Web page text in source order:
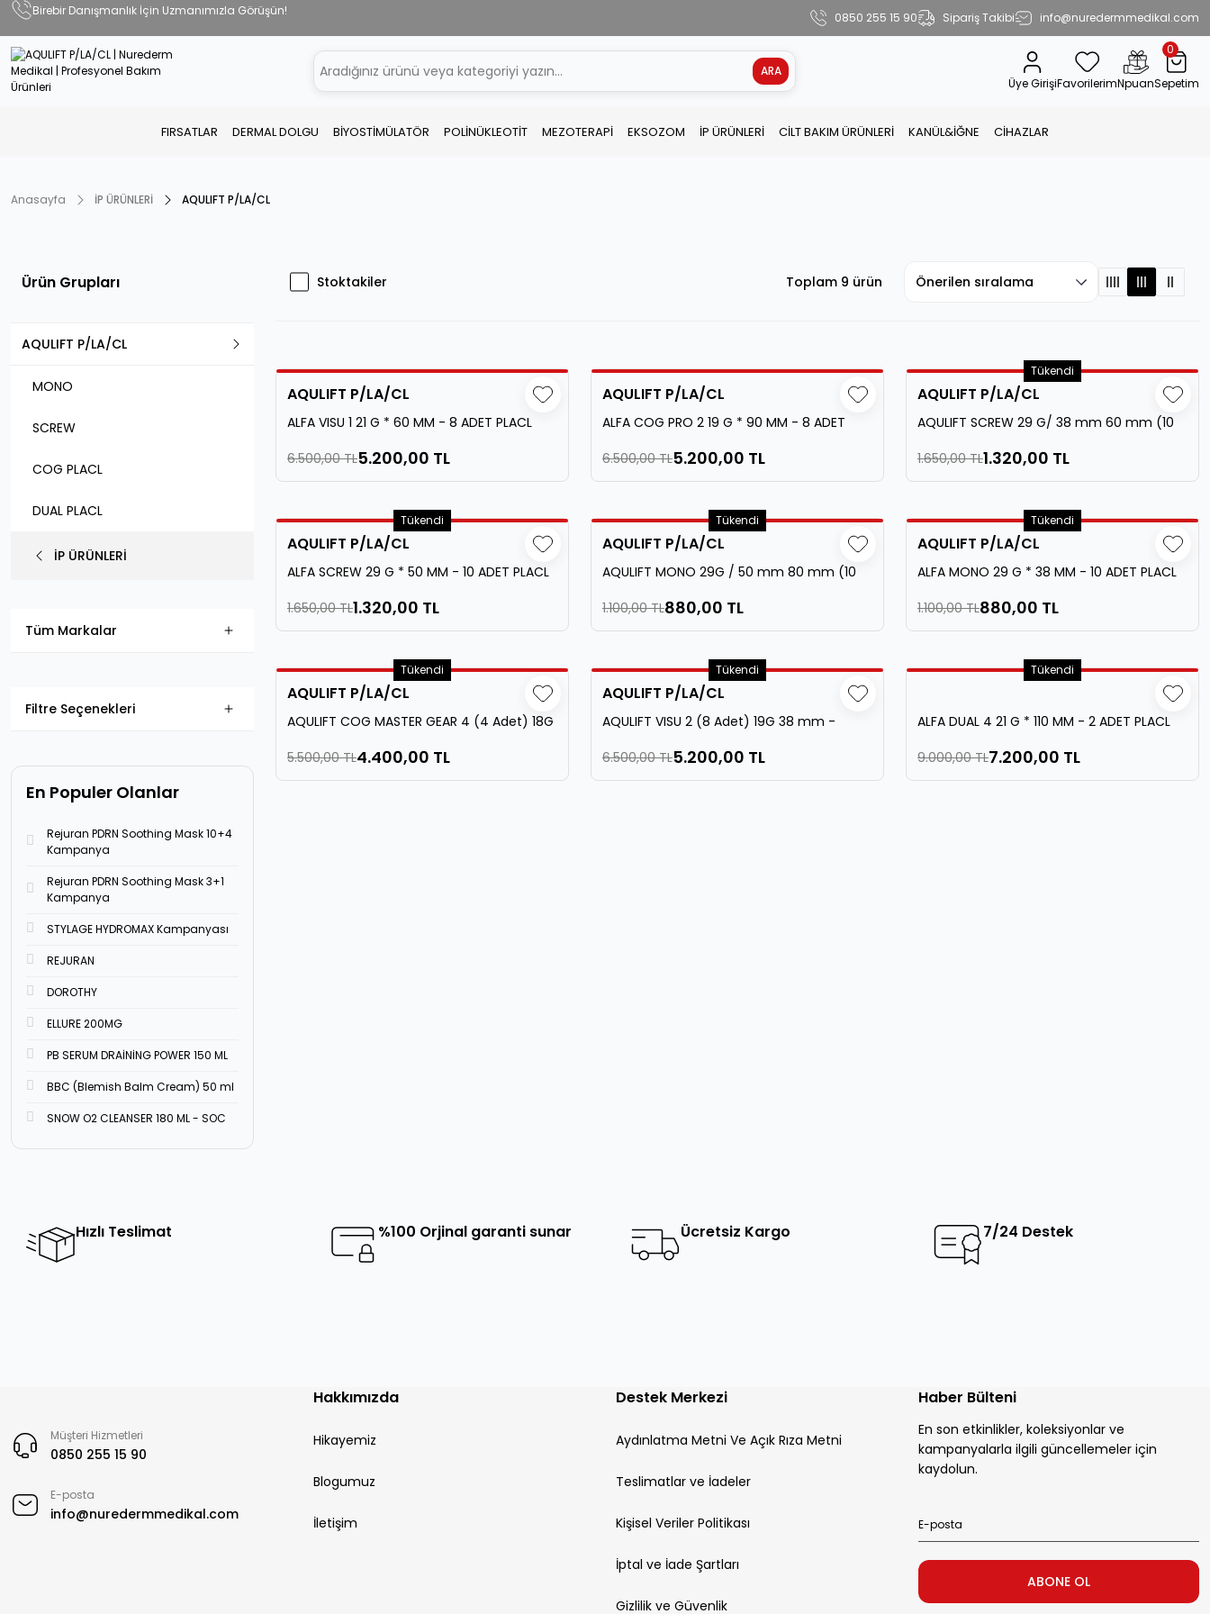
Birebir Danışmanlık İçin Uzmanımızla Görüşün! 0850 255 15 90 Sipariş Takibi info@nuredermmedikal.com
ARA
Üye GirişiFavorilerimNpuanSepetim
0
FIRSATLAR DERMAL DOLGU BİYOSTİMÜLATÖR POLİNÜKLEOTİT MEZOTERAPİ EKSOZOM İP ÜRÜNLERİ CİLT BAKIM ÜRÜNLERİ KANÜL&İĞNE CİHAZLAR
Anasayfa İP ÜRÜNLERİ AQULIFT P/LA/CL
Ürün Grupları
AQULIFT P/LA/CL
MONO
SCREW
COG PLACL
DUAL PLACL
İP ÜRÜNLERİ
Tüm Markalar
Filtre Seçenekleri
En Populer Olanlar
Rejuran PDRN Soothing Mask 10+4
Kampanya
Rejuran PDRN Soothing Mask 3+1
Kampanya
STYLAGE HYDROMAX Kampanyası
REJURAN
DOROTHY
ELLURE 200MG
PB SERUM DRAİNİNG POWER 150 ML
BBC (Blemish Balm Cream) 50 ml
SNOW O2 CLEANSER 180 ML - SOC
Stoktakiler Toplam 9 ürün
AQULIFT P/LA/CL
ALFA VISU 1 21 G * 60 MM - 8 ADET PLACL
6.500,00 TL5.200,00 TL
AQULIFT P/LA/CL
ALFA COG PRO 2 19 G * 90 MM - 8 ADET
6.500,00 TL5.200,00 TL
Tükendi
AQULIFT P/LA/CL
AQULIFT SCREW 29 G/ 38 mm 60 mm (10
1.650,00 TL1.320,00 TL
Tükendi
AQULIFT P/LA/CL
ALFA SCREW 29 G * 50 MM - 10 ADET PLACL
1.650,00 TL1.320,00 TL
Tükendi
AQULIFT P/LA/CL
AQULIFT MONO 29G / 50 mm 80 mm (10
1.100,00 TL880,00 TL
Tükendi
AQULIFT P/LA/CL
ALFA MONO 29 G * 38 MM - 10 ADET PLACL
1.100,00 TL880,00 TL
Tükendi
AQULIFT P/LA/CL
AQULIFT COG MASTER GEAR 4 (4 Adet) 18G
5.500,00 TL4.400,00 TL
Tükendi
AQULIFT P/LA/CL
AQULIFT VISU 2 (8 Adet) 19G 38 mm -
6.500,00 TL5.200,00 TL
Tükendi
ALFA DUAL 4 21 G * 110 MM - 2 ADET PLACL
9.000,00 TL7.200,00 TL
Hızlı Teslimat %100 Orjinal garanti sunar Ücretsiz Kargo 7/24 Destek
Müşteri Hizmetleri
0850 255 15 90
E-posta
info@nuredermmedikal.com
Hakkımızda
Hikayemiz
Blogumuz
İletişim
Destek Merkezi
Aydınlatma Metni Ve Açık Rıza Metni
Teslimatlar ve İadeler
Kişisel Veriler Politikası
İptal ve İade Şartları
Gizlilik ve Güvenlik
Haber Bülteni
En son etkinlikler, koleksiyonlar ve
kampanyalarla ilgili güncellemeler için
kaydolun.
ABONE OL
ABONE OL